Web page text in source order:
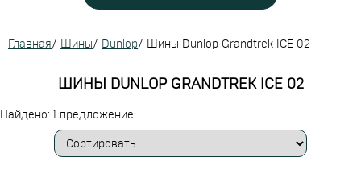
Главная/ Шины/ Dunlop/ Шины Dunlop Grandtrek ICE 02
ШИНЫ DUNLOP GRANDTREK ICE 02
Найдено: 1 предложение